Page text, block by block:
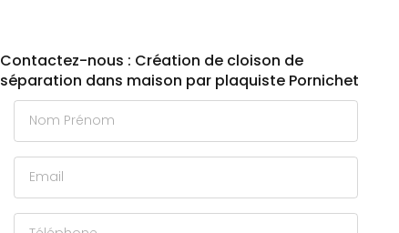
Contactez-nous : Création de cloison de
séparation dans maison par plaquiste Pornichet
Nom Prénom
Email
Téléphone